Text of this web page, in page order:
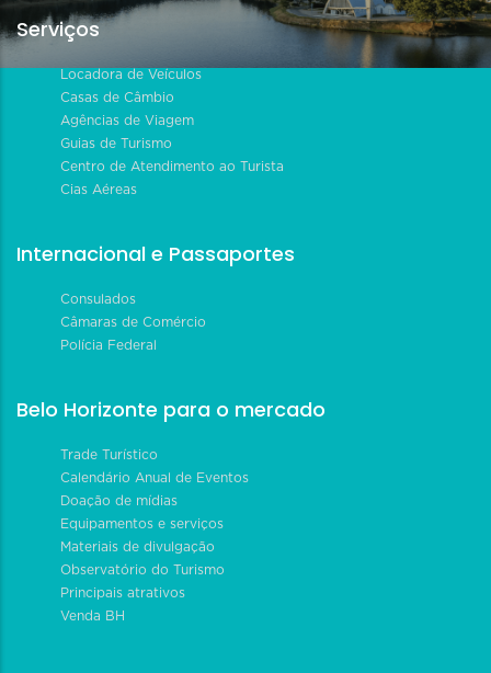
Serviços
Locadora de Veículos
Casas de Câmbio
Agências de Viagem
Guias de Turismo
Centro de Atendimento ao Turista
Cias Aéreas
Internacional e Passaportes
Consulados
Câmaras de Comércio
Polícia Federal
Belo Horizonte para o mercado
Trade Turístico
Calendário Anual de Eventos
Doação de mídias
Equipamentos e serviços
Materiais de divulgação
Observatório do Turismo
Principais atrativos
Venda BH